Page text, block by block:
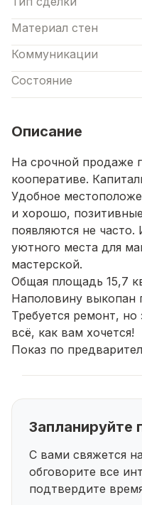
Материал стен
Коммуникации
Состояние
Описание
На срочной продаже
кооперативе.
Удобное
и хорошо,
появляются не
уютного места для
мастерской.
Общая площадь 15,7
Наполовину выкопан
Требуется ремонт,
всё, как вам хочется!
Показ по
Запланируйте
С вами свяжется
обговорите все
подтвердите